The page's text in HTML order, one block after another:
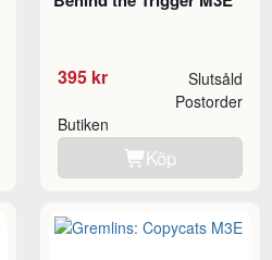
395 kr Slutsåld
Butiken
Postorder
Köp